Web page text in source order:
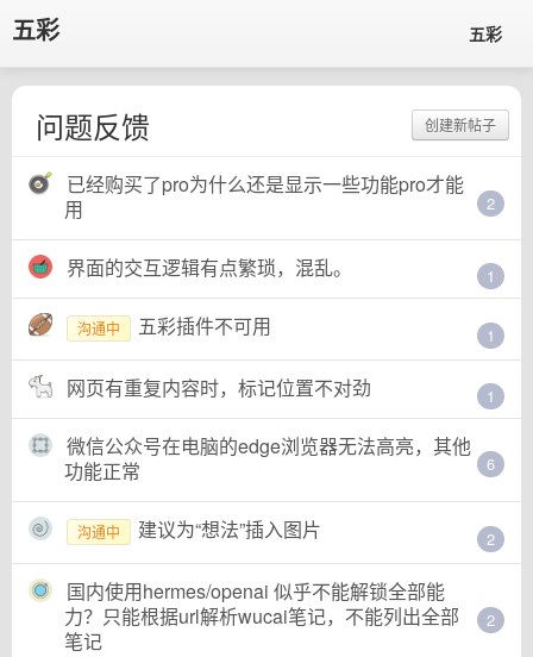
五彩 五彩
创建新帖子
问题反馈
已经购买了pro为什么还是显示一些功能pro才能
用
2
界面的交互逻辑有点繁琐，混乱。 1
沟通中 五彩插件不可用 1
网页有重复内容时，标记位置不对劲 1
微信公众号在电脑的edge浏览器无法高亮，其他
功能正常
6
沟通中 建议为“想法”插入图片 2
国内使用hermes/openai 似乎不能解锁全部能
力？只能根据url解析wucai笔记，不能列出全部
笔记
2